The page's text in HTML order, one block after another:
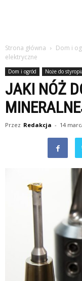
Strona główna Dom i
elektryczne
Dom i ogród Noże do
JAKI NÓŻ
Przez Redakcja - 14